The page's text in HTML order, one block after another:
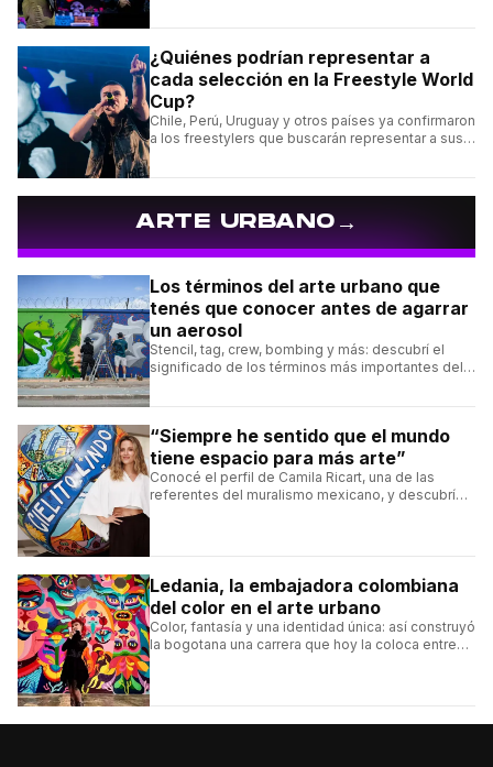
¿Quiénes podrían representar a
cada selección en la Freestyle World
Cup?
Chile, Perú, Uruguay y otros países ya confirmaron
a los freestylers que buscarán representar a sus
ARTE URBANO→
Los términos del arte urbano que
tenés que conocer antes de agarrar
un aerosol
Stencil, tag, crew, bombing y más: descubrí el
significado de los términos más importantes del
“Siempre he sentido que el mundo
tiene espacio para más arte”
Conocé el perfil de Camila Ricart, una de las
referentes del muralismo mexicano, y descubrí
Ledania, la embajadora colombiana
del color en el arte urbano
Color, fantasía y una identidad única: así construyó
la bogotana una carrera que hoy la coloca entre